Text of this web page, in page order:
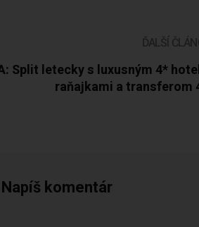
ĎALŠÍ
Split letecky s luxusným 4*
raňajkami a transferom
komentár